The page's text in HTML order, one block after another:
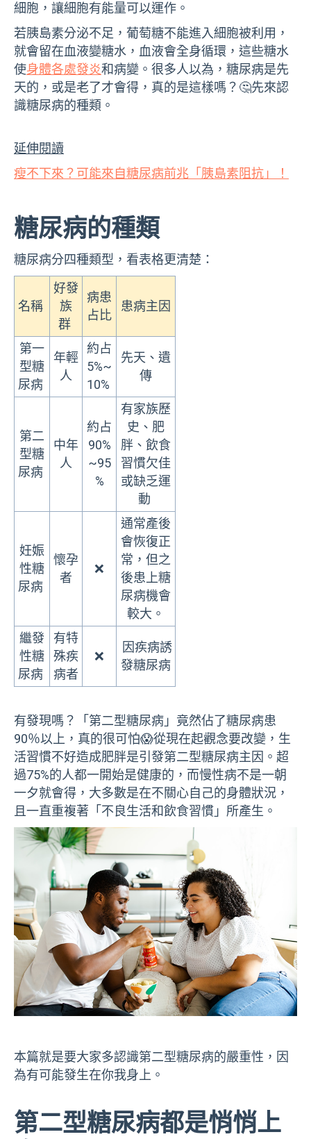
細胞，讓細胞有能量可以運作。
若胰島素分泌不足，葡萄糖不能進入細胞被利用，
就會留在血液變糖水，血液會全身循環，這些糖水
使身體各處發炎和病變。很多人以為，糖尿病是先
天的，或是老了才會得，真的是這樣嗎？🤔先來認
識糖尿病的種類。
延伸閱讀
瘦不下來？可能來自糖尿病前兆「胰島素阻抗」！
糖尿病的種類
糖尿病分四種類型，看表格更清楚：
名稱
好發
族
群
病患
占比
患病主因
第一
型糖
尿病
年輕
人
約占
5%~
10%
先天、遺
傳
第二
型糖
尿病
中年
人
約占
90%
~95
%
有家族歷
史、肥
胖、飲食
習慣欠佳
或缺乏運
動
妊娠
性糖
尿病
懷孕
者
❌
通常產後
會恢復正
常，但之
後患上糖
尿病機會
較大。
繼發
性糖
尿病
有特
殊疾
病者
❌
因疾病誘
發糖尿病
有發現嗎？「第二型糖尿病」竟然佔了糖尿病患
90％以上，真的很可怕😱從現在起觀念要改變，生
活習慣不好造成肥胖是引發第二型糖尿病主因。超
過75%的人都一開始是健康的，而慢性病不是一朝
一夕就會得，大多數是在不關心自己的身體狀況，
且一直重複著 「不良生活和飲食習慣」 所產生。
本篇就是要大家多認識第二型糖尿病的嚴重性，因
為有可能發生在你我身上。
第二型糖尿病都是悄悄上